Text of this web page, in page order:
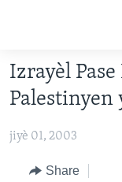
Skip
to
main
Skip
LÈZETAZINI
AMERIK LATIN
ENTÈNASYONAL
Izrayèl
Palestinyen
jiyè 01, 2003
Share